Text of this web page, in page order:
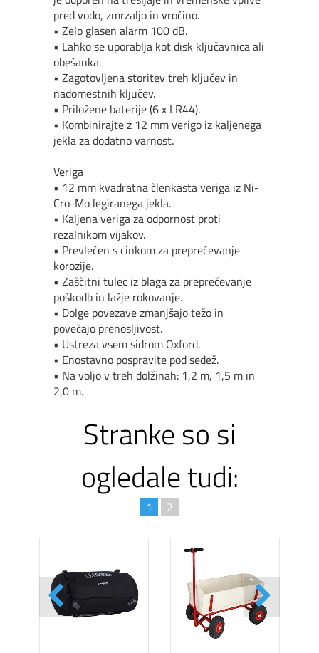
pred vodo, zmrzaljo in vročino.
• Zelo glasen alarm 100 dB.
• Lahko se uporablja kot disk ključavnica ali
obešanka.
• Zagotovljena storitev treh ključev in
nadomestnih ključev.
• Priložene baterije (6 x LR44).
• Kombinirajte z 12 mm verigo iz kaljenega
jekla za dodatno varnost.
Veriga
• 12 mm kvadratnačlenkasta veriga iz Ni-
Cro-Mo legiranega jekla.
• Kaljena veriga za odpornost proti
rezalnikom vijakov.
• Prevlečen s cinkom za preprečevanje
korozije.
• Zaščitni tulec iz blaga za preprečevanje
poškodb in lažje rokovanje.
• Dolge povezave zmanjšajo težo in
povečajo prenosljivost.
• Ustreza vsem sidrom Oxford.
• Enostavno pospravite pod sedež.
• Na voljo v treh dolžinah: 1,2 m, 1,5 m in
2,0 m.
Stranke so si
ogledale tudi:
1 2